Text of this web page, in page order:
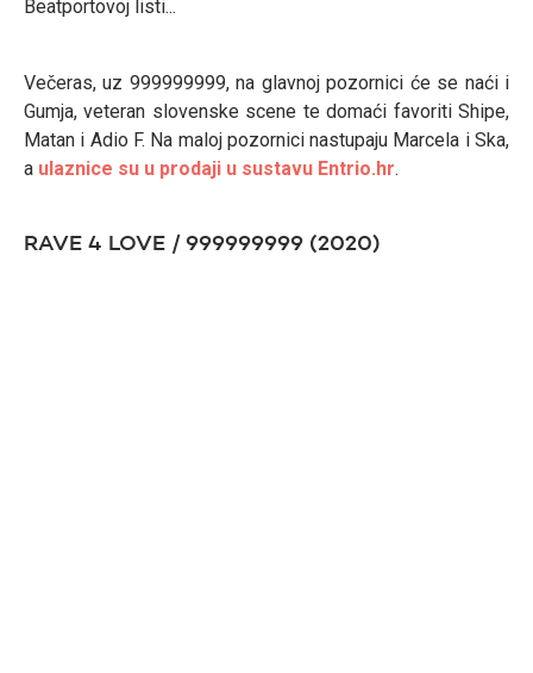
Beatportovoj listi...
Večeras, uz 999999999, na glavnoj pozornici će se naći i
Gumja, veteran slovenske scene te domaći favoriti Shipe,
Matan i Adio F. Na maloj pozornici nastupaju Marcela i Ska,
a ulaznice su u prodaji u sustavu Entrio.hr.
RAVE 4 LOVE / 999999999 (2020)